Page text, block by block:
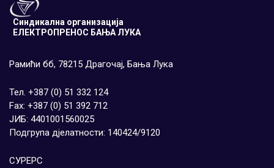
Синдикална организација
ЕЛЕКТРОПРЕНОС БАЊА ЛУКА
Рамићи бб, 78215 Драгочај, Бања Лука
Тел. +387 (0) 51 332 124
Fax: +387 (0) 51 392 712
ЈИБ: 4401001560025
Подгрупа дјелатности: 140424/9120
СУРЕРС